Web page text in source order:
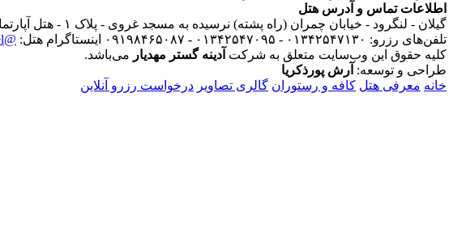
اطلاعات تماس و آدرس هتل
گیلان - لنگرود - خیابان چمران (راه پشته) نرسیده به مسجد غروی - پلاک ۱ - هتل آپارتمان آدینه - واحد ۹
تلفن‌های رزرو: ۰۱۳۴۲۵۴۷۱۳۰ - ۰۱۳۴۲۵۴۷۰۹۵ - ۰۹۱۹۸۴۶۵۰۸۷
اینستاگرام هتل: @adineh.hotel
کلیه حقوق این وب‌سایت متعلق به شرکت آدینه گستر مهدیار می‌باشد.
طراحی و توسعه: آرش پورذکریا
خانه معرفی هتل کافه و رستوران گالری تصاویر درخواست رزرو آنلاین